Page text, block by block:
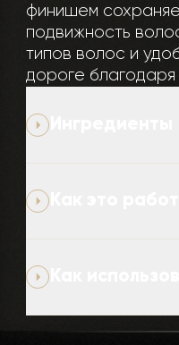
финишем
подвижность
типов волос и
дороге